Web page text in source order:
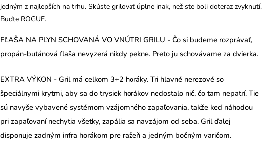
jedným z najlepších na trhu. Skúste grilovať úplne inak, než ste boli doteraz zvyknutí.
Buďte ROGUE.
FĽAŠA NA PLYN SCHOVANÁ VO VNÚTRI GRILU - Čo si budeme rozprávať,
propán-butánová fľaša nevyzerá nikdy pekne. Preto ju schovávame za dvierka.
EXTRA VÝKON - Gril má celkom 3+2 horáky. Tri hlavné nerezové so
špeciálnymi krytmi, aby sa do trysiek horákov nedostalo nič, čo tam nepatrí. Tie
sú navyše vybavené systémom vzájomného zapaľovania, takže keď náhodou
pri zapaľovaní nechytia všetky, zapália sa navzájom od seba. Gril ďalej
disponuje zadným infra horákom pre ražeň a jedným bočným varičom.